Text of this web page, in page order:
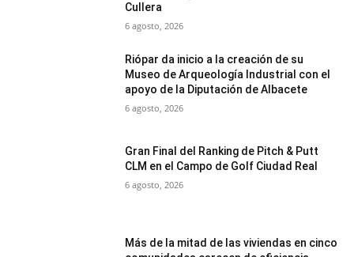
Cullera
6 agosto, 2026
Riópar da inicio a la creación de su
Museo de Arqueología Industrial con el
apoyo de la Diputación de Albacete
6 agosto, 2026
Gran Final del Ranking de Pitch & Putt
CLM en el Campo de Golf Ciudad Real
6 agosto, 2026
Más de la mitad de las viviendas en cinco